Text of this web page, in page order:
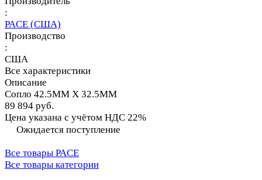
:
PACE (США)
Производство
:
США
Все характеристики
Описание
Сопло 42.5MM X 32.5MM
89 894 руб.
Цена указана с учётом НДС 22%
Ожидается поступление
Все товары PACE
Все товары категории